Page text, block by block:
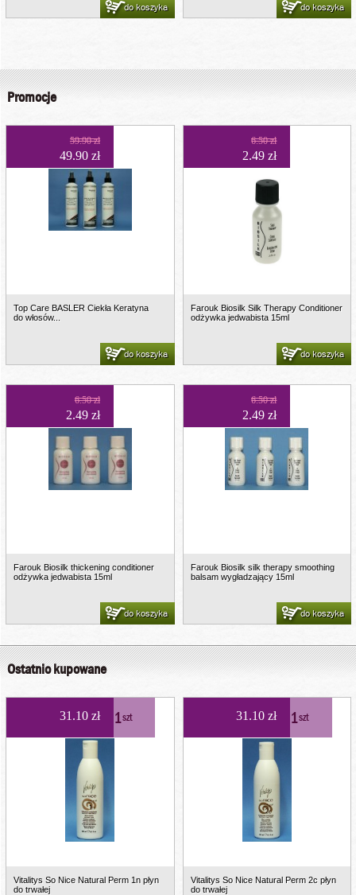
do koszyka do koszyka
Promocje
59.90 zł
49.90 zł
Top Care BASLER Ciekła Keratyna
do włosów...
do koszyka
6.50 zł
2.49 zł
Farouk Biosilk Silk Therapy Conditioner
odżywka jedwabista 15ml
do koszyka
6.50 zł
2.49 zł
Farouk Biosilk thickening conditioner
odżywka jedwabista 15ml
do koszyka
6.50 zł
2.49 zł
Farouk Biosilk silk therapy smoothing
balsam wygładzający 15ml
do koszyka
Ostatnio kupowane
31.10 zł 1szt
Vitalitys So Nice Natural Perm 1n płyn
do trwałej
31.10 zł 1szt
Vitalitys So Nice Natural Perm 2c płyn
do trwałej